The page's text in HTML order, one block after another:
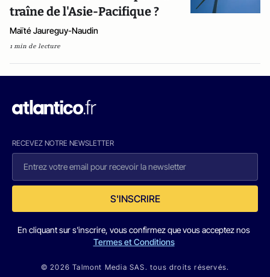
traîne de l'Asie-Pacifique ?
Maïté Jaureguy-Naudin
1 min de lecture
RECEVEZ NOTRE NEWSLETTER
S'INSCRIRE
En cliquant sur s'inscrire, vous confirmez que vous acceptez nos
Termes et Conditions
© 2026 Talmont Media SAS. tous droits réservés.